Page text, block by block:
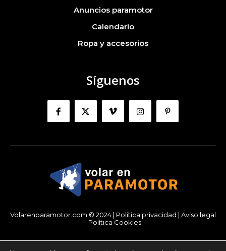
Anuncios paramotor
Calendario
Ropa y accesorios
Síguenos
Volarenparamotor.com © 2024 | Política privacidad | Aviso legal
| Política Cookies